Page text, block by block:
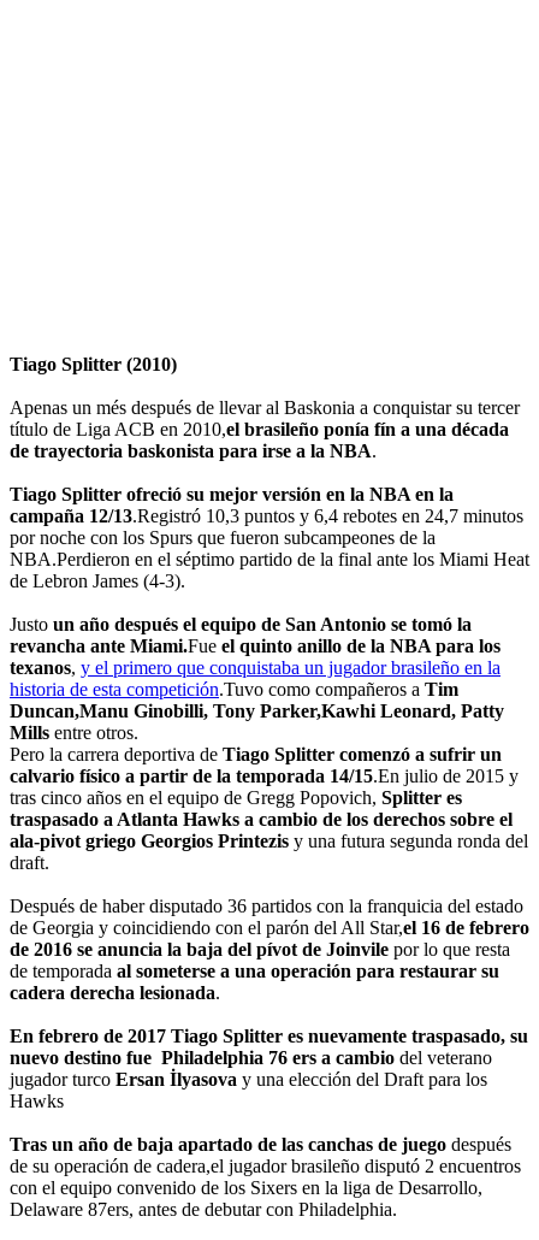
Tiago Splitter (2010)
Apenas un més después de llevar al Baskonia a conquistar su tercer
título de Liga ACB en 2010,el brasileño ponía fín a una década
de trayectoria baskonista para irse a la NBA.
Tiago Splitter ofreció su mejor versión en la NBA en la
campaña 12/13.Registró 10,3 puntos y 6,4 rebotes en 24,7 minutos
por noche con los Spurs que fueron subcampeones de la
NBA.Perdieron en el séptimo partido de la final ante los Miami Heat
de Lebron James (4-3).
Justo un año después el equipo de San Antonio se tomó la
revancha ante Miami.Fue el quinto anillo de la NBA para los
texanos, y el primero que conquistaba un jugador brasileño en la
historia de esta competición.Tuvo como compañeros a Tim
Duncan,Manu Ginobilli, Tony Parker,Kawhi Leonard, Patty
Mills entre otros.
Pero la carrera deportiva de Tiago Splitter comenzó a sufrir un
calvario físico a partir de la temporada 14/15.En julio de 2015 y
tras cinco años en el equipo de Gregg Popovich, Splitter es
traspasado a Atlanta Hawks a cambio de los derechos sobre el
ala-pivot griego Georgios Printezis y una futura segunda ronda del
draft.
Después de haber disputado 36 partidos con la franquicia del estado
de Georgia y coincidiendo con el parón del All Star,el 16 de febrero
de 2016 se anuncia la baja del pívot de Joinvile por lo que resta
de temporada al someterse a una operación para restaurar su
cadera derecha lesionada.
En febrero de 2017 Tiago Splitter es nuevamente traspasado, su
nuevo destino fue Philadelphia 76 ers a cambio del veterano
jugador turco Ersan İlyasova y una elección del Draft para los
Hawks
Tras un año de baja apartado de las canchas de juego después
de su operación de cadera,el jugador brasileño disputó 2 encuentros
con el equipo convenido de los Sixers en la liga de Desarrollo,
Delaware 87ers, antes de debutar con Philadelphia.